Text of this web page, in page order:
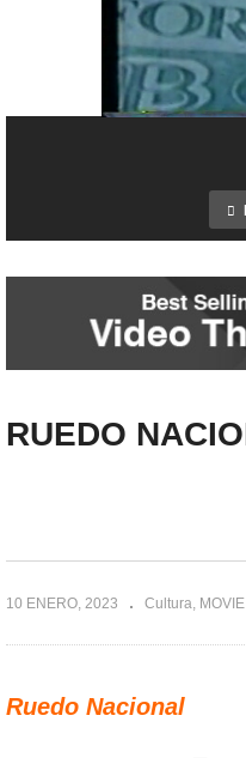
Spain
Futsal 2016
RUEDO
10 ENERO, 2023 Cultura
Ruedo Nacional